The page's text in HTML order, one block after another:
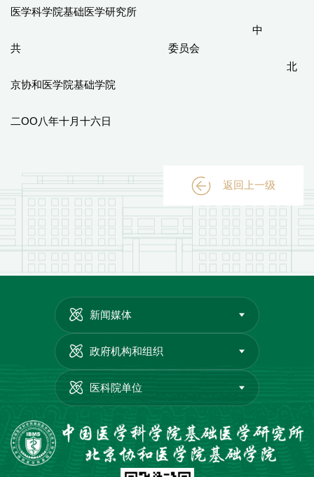
医学科学院基础医学研究所
中
共 委员会
北
京协和医学院基础学院
二OO八年十月十六日
返回上一级
新闻媒体
政府机构和组织
医科院单位